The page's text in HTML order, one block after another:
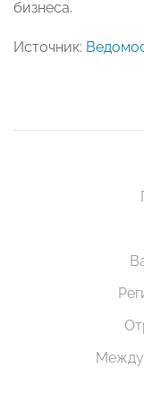
бизнеса.
Источник: